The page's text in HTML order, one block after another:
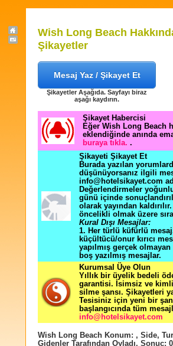
Wish Long Beach
Şikayetler
Mesaj Yaz / Şikayet Et
Şikayetler Aşağıda. Sayfayı biraz
aşağı kaydırın.
Şikayet Habercisi
Eğer Wish Long Beach
eklendiğinde anında
buraya tıkla. .
Şikayeti Şikayet Et
Burada yazılan
düşünüyorsanız ilgili
info@hotelsikayet.com
Değerlendirmeler
günü içinde
olarak yayından
öncelikli olmak üzere
Kural Dışı Mesajlar:
1. Her türlü küfürlü
küçültücü/onur kırıcı
yapılmış gerçek
boş yazılmış mesajlar.
Kurumsal Üye Olun
Yıllık bir üyelik bedeli
garantisi. İsimsiz ve
silme şansı. Şikayetleri
Tesisiniz için yeni bir
başlangıcında tüm
info@hotelsikayet.com
Wish Long Beach Konum: , Side,
Gidenler Tarafından Oyladı. Sonuç: 0